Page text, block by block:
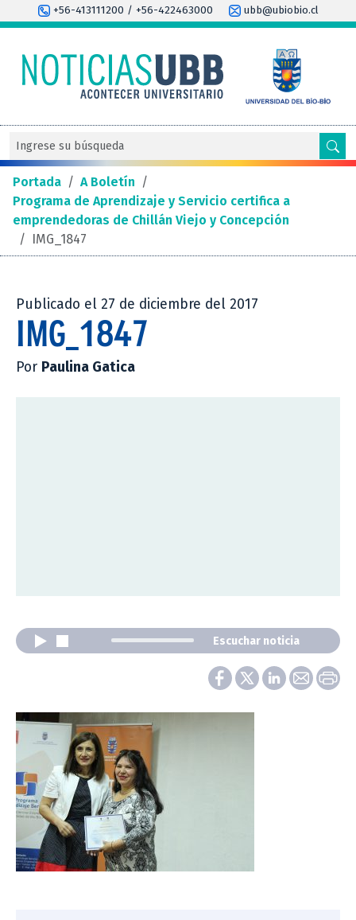
+56-413111200 / +56-422463000 ubb@ubiobio.cl
Portada / A Boletín /
Programa de Aprendizaje y Servicio certifica a
emprendedoras de Chillán Viejo y Concepción
/ IMG_1847
Publicado el 27 de diciembre del 2017
IMG_1847
Por Paulina Gatica
Escuchar noticia